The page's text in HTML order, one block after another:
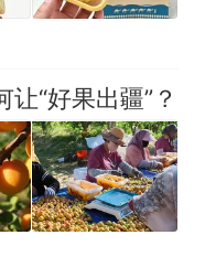
“好果出疆”？